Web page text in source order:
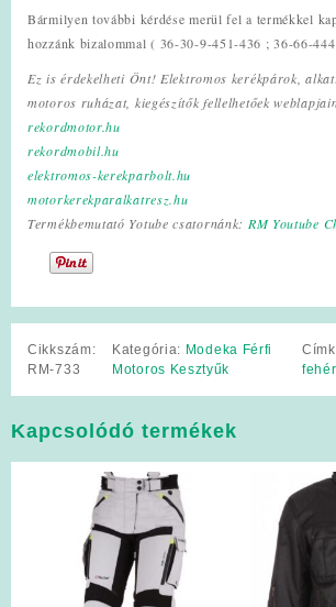
Bármilyen további kérdése merül fel a termékkel
hozzánk bizalommal ( 36-30-9-451-436 ; 36-66-
Ez is érdekelheti Önt! Elektromos kerékpárok,
motoros ruházat, kiegészítők fellelhetőek
rekordmotor.hu
rekordmobil.hu
elektromos-kerekparbolt.hu
motorkerekparalkatresz.hu
Termékbemutató Yotube csatornánk: RM Youtube
Cikkszám:
RM-733
Kategória: Modeka Férfi
Motoros Kesztyűk
fehér
Kapcsolódó termékek